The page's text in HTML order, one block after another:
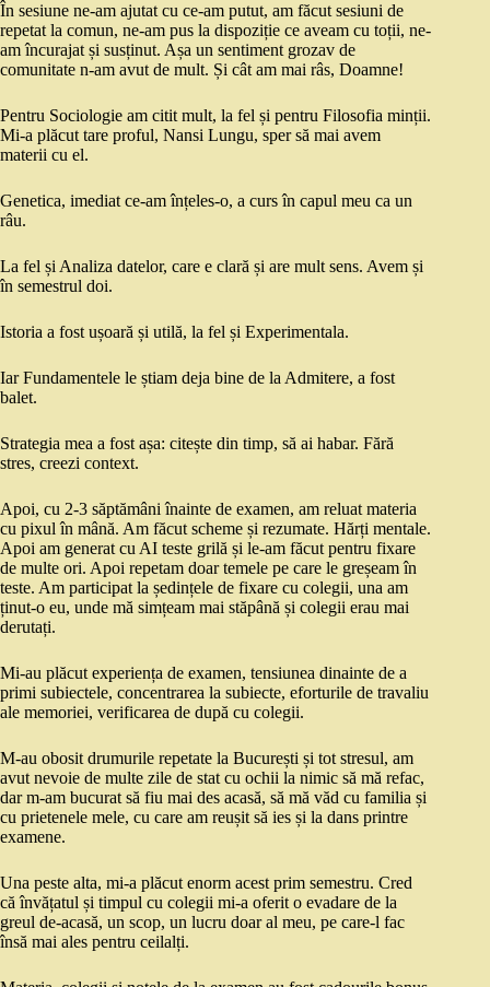
În sesiune ne-am ajutat cu ce-am putut, am făcut sesiuni de
repetat la comun, ne-am pus la dispoziție ce aveam cu toții, ne-
am încurajat și susținut. Așa un sentiment grozav de
comunitate n-am avut de mult. Și cât am mai râs, Doamne!
Pentru Sociologie am citit mult, la fel și pentru Filosofia minții.
Mi-a plăcut tare proful, Nansi Lungu, sper să mai avem
materii cu el.
Genetica, imediat ce-am înțeles-o, a curs în capul meu ca un
râu.
La fel și Analiza datelor, care e clară și are mult sens. Avem și
în semestrul doi.
Istoria a fost ușoară și utilă, la fel și Experimentala.
Iar Fundamentele le știam deja bine de la Admitere, a fost
balet.
Strategia mea a fost așa: citește din timp, să ai habar. Fără
stres, creezi context.
Apoi, cu 2-3 săptămâni înainte de examen, am reluat materia
cu pixul în mână. Am făcut scheme și rezumate. Hărți mentale.
Apoi am generat cu AI teste grilă și le-am făcut pentru fixare
de multe ori. Apoi repetam doar temele pe care le greșeam în
teste. Am participat la ședințele de fixare cu colegii, una am
ținut-o eu, unde mă simțeam mai stăpână și colegii erau mai
derutați.
Mi-au plăcut experiența de examen, tensiunea dinainte de a
primi subiectele, concentrarea la subiecte, eforturile de travaliu
ale memoriei, verificarea de după cu colegii.
M-au obosit drumurile repetate la București și tot stresul, am
avut nevoie de multe zile de stat cu ochii la nimic să mă refac,
dar m-am bucurat să fiu mai des acasă, să mă văd cu familia și
cu prietenele mele, cu care am reușit să ies și la dans printre
examene.
Una peste alta, mi-a plăcut enorm acest prim semestru. Cred
că învățatul și timpul cu colegii mi-a oferit o evadare de la
greul de-acasă, un scop, un lucru doar al meu, pe care-l fac
însă mai ales pentru ceilalți.